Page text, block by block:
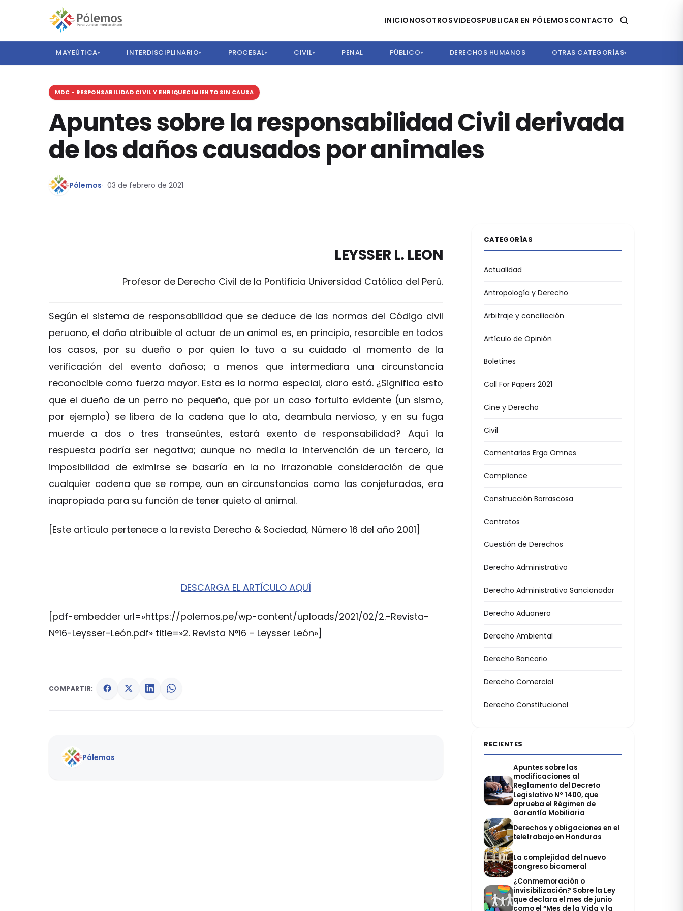
INICIONOSOTROSVIDEOSPUBLICAR EN PÓLEMOSCONTACTO
MAYEÚTICA▾ INTERDISCIPLINARIO▾ PROCESAL▾ CIVIL▾ PENAL PÚBLICO▾ DERECHOS HUMANOS OTRAS CATEGORÍAS▾
MDC - RESPONSABILIDAD CIVIL Y ENRIQUECIMIENTO SIN CAUSA
Apuntes sobre la responsabilidad Civil derivada
de los daños causados por animales
Pólemos 03 de febrero de 2021
LEYSSER L. LEON
Profesor de Derecho Civil de la Pontificia Universidad Católica del Perú.
Según el sistema de responsabilidad que se deduce de las normas del Código civil
peruano, el daño atribuible al actuar de un animal es, en principio, resarcible en todos
los casos, por su dueño o por quien lo tuvo a su cuidado al momento de la
verificación del evento dañoso; a menos que intermediara una circunstancia
reconocible como fuerza mayor. Esta es la norma especial, claro está. ¿Significa esto
que el dueño de un perro no pequeño, que por un caso fortuito evidente (un sismo,
por ejemplo) se libera de la cadena que lo ata, deambula nervioso, y en su fuga
muerde a dos o tres transeúntes, estará exento de responsabilidad? Aquí la
respuesta podría ser negativa; aunque no media la intervención de un tercero, la
imposibilidad de eximirse se basaría en la no irrazonable consideración de que
cualquier cadena que se rompe, aun en circunstancias como las conjeturadas, era
inapropiada para su función de tener quieto al animal.
[Este artículo pertenece a la revista Derecho & Sociedad, Número 16 del año 2001]
DESCARGA EL ARTÍCULO AQUÍ
[pdf-embedder url=»https://polemos.pe/wp-content/uploads/2021/02/2.-Revista-
N°16-Leysser-León.pdf» title=»2. Revista N°16 – Leysser León»]
COMPARTIR:
Pólemos
CATEGORÍAS
Actualidad
Antropología y Derecho
Arbitraje y conciliación
Artículo de Opinión
Boletines
Call For Papers 2021
Cine y Derecho
Civil
Comentarios Erga Omnes
Compliance
Construcción Borrascosa
Contratos
Cuestión de Derechos
Derecho Administrativo
Derecho Administrativo Sancionador
Derecho Aduanero
Derecho Ambiental
Derecho Bancario
Derecho Comercial
Derecho Constitucional
RECIENTES
Apuntes sobre las
modificaciones al
Reglamento del Decreto
Legislativo Nº 1400, que
aprueba el Régimen de
Garantía Mobiliaria
Derechos y obligaciones en el
teletrabajo en Honduras
La complejidad del nuevo
congreso bicameral
¿Conmemoración o
invisibilización? Sobre la Ley
que declara el mes de junio
como el “Mes de la Vida y la